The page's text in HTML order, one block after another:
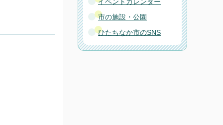
市の施設・公園
ひたちなか市のSNS